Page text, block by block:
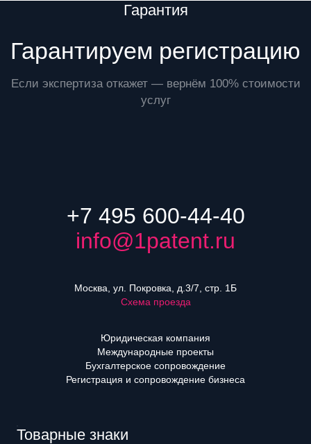
Гарантия
Гарантируем регистрацию
Если экспертиза откажет — вернём 100% стоимости
услуг
+7 495 600-44-40
info@1patent.ru
Москва, ул. Покровка, д.3/7, стр. 1Б
Схема проезда
Юридическая компания
Международные проекты
Бухгалтерское сопровождение
Регистрация и сопровождение бизнеса
Товарные знаки